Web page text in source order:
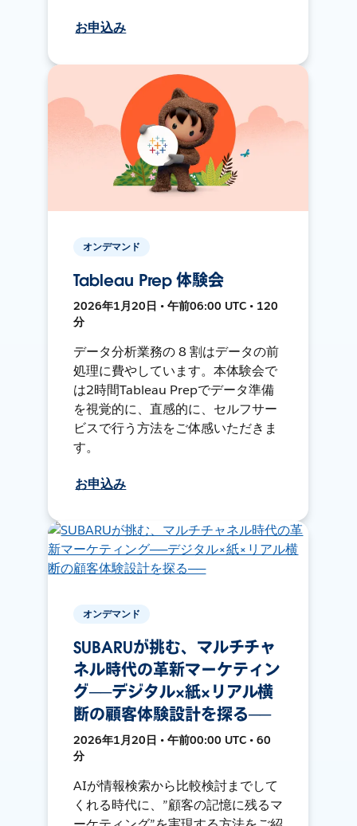
お申込み
オンデマンド
Tableau Prep 体験会
2026年1月20日 • 午前06:00 UTC • 120
分
データ分析業務の 8 割はデータの前
処理に費やしています。本体験会で
は2時間Tableau Prepでデータ準備
を視覚的に、直感的に、セルフサー
ビスで行う方法をご体感いただきま
す。
お申込み
オンデマンド
SUBARUが挑む、マルチチャ
ネル時代の革新マーケティン
グ──デジタル×紙×リアル横
断の顧客体験設計を探る──
2026年1月20日 • 午前00:00 UTC • 60
分
AIが情報検索から比較検討までして
くれる時代に、”顧客の記憶に残るマ